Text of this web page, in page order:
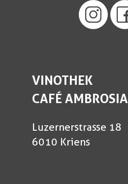
VINOTHEK
CAFÉ AMBROSIA
Luzernerstrasse 18
6010 Kriens